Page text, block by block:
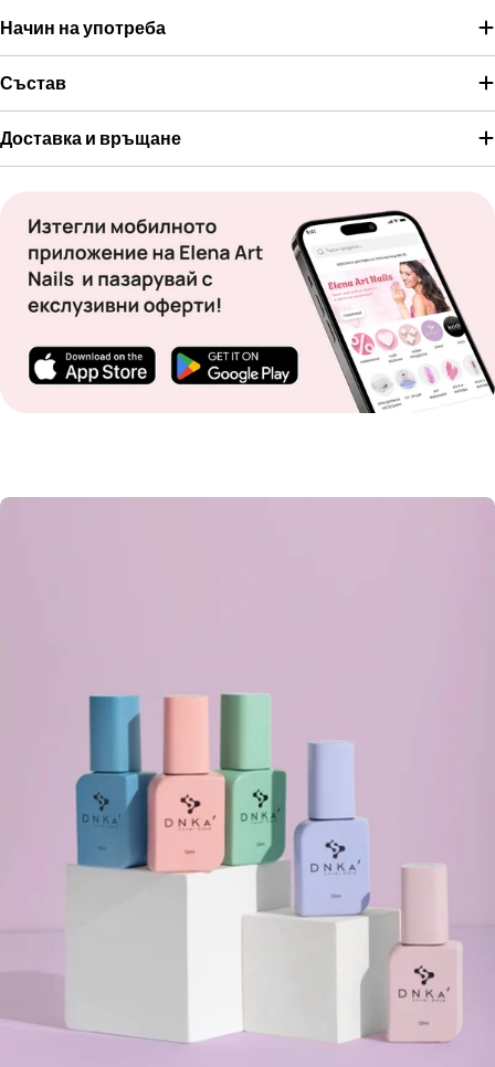
Начин на употреба
Състав
Доставка и връщане